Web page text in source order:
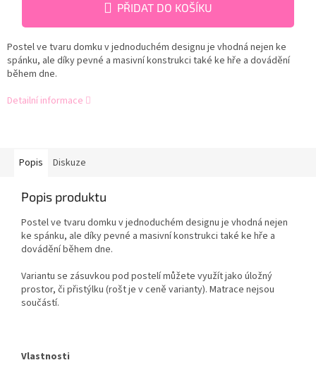
PŘIDAT DO KOŠÍKU
Postel ve tvaru domku v jednoduchém designu je vhodná nejen ke
spánku, ale díky pevné a masivní konstrukci také ke hře a dovádění
během dne.
Detailní informace
Popis Diskuze
Popis produktu
Postel ve tvaru domku v jednoduchém designu je vhodná nejen
ke spánku, ale díky pevné a masivní konstrukci také ke hře a
dovádění během dne.
Variantu se zásuvkou pod postelí můžete využít jako úložný
prostor, či přistýlku (rošt je v ceně varianty). Matrace nejsou
součástí.
Vlastnosti